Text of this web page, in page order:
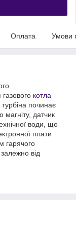
Оплата Умови
котла
починає
магніту, датчик
води, що
плати
гарячого
від